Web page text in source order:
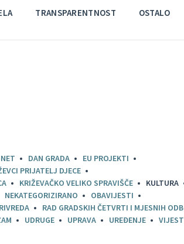
TRANSPARENTNOST OSTALO
DAN GRADA
EU PROJEKTI
PRIJATELJ DJECE
KRIŽEVAČKO VELIKO SPRAVIŠČE
KULTURA
NEKATEGORIZIRANO
OBAVIJESTI
RAD GRADSKIH ČETVRTI I MJESNIH
UDRUGE UPRAVA UREĐENJE